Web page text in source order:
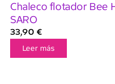
Chaleco flotador Bee
SARO
33,90 €
Leer más